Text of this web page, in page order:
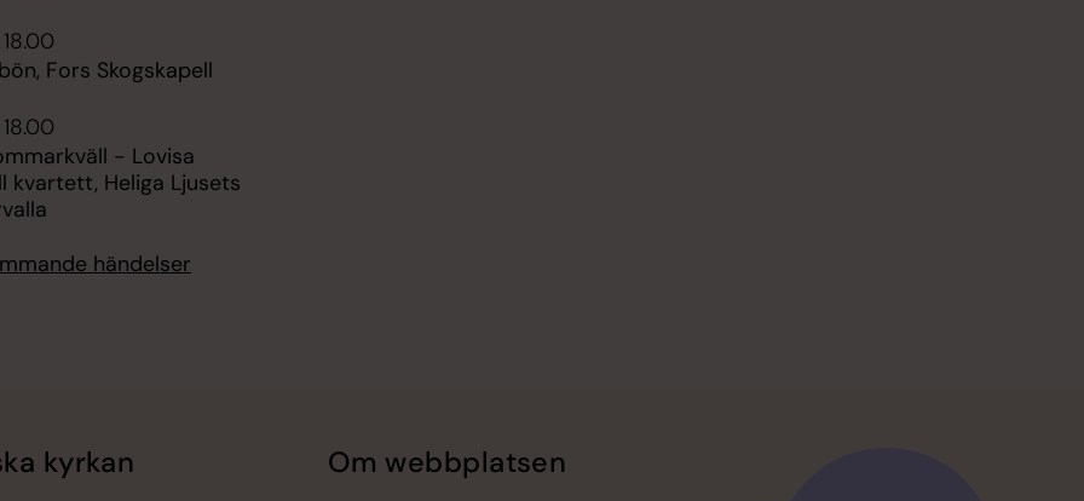
Fors Skogskapell
- Lovisa
kvartett, Heliga Ljusets
händelser
kyrkan Om webbplatsen